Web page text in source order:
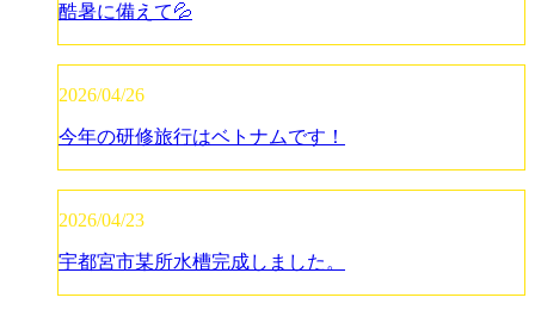
酷暑に備えて💦
2026/04/26
今年の研修旅行はベトナムです！
2026/04/23
宇都宮市某所水槽完成しました。